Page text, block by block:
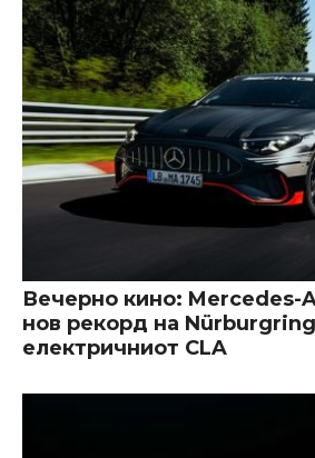
Вечерно кино: Mercedes-
нов рекорд на
електричниот CLA